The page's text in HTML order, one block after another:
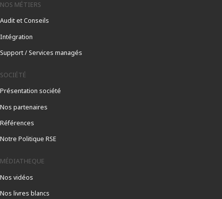
NOS MÉTIERS
Audit et Conseils
Intégration
Support / Services managés
SOCIÉTÉ
Présentation société
Nos partenaires
Références
Notre Politique RSE
MÉDIATHEQUE
Nos vidéos
Nos livres blancs